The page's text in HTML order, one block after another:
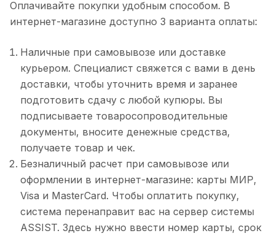
Оплачивайте покупки удобным способом. В
интернет-магазине доступно 3 варианта оплаты:
Наличные при самовывозе или доставке
курьером. Специалист свяжется с вами в день
доставки, чтобы уточнить время и заранее
подготовить сдачу с любой купюры. Вы
подписываете товаросопроводительные
документы, вносите денежные средства,
получаете товар и чек.
Безналичный расчет при самовывозе или
оформлении в интернет-магазине: карты МИР,
Visa и MasterCard. Чтобы оплатить покупку,
система перенаправит вас на сервер системы
ASSIST. Здесь нужно ввести номер карты, срок